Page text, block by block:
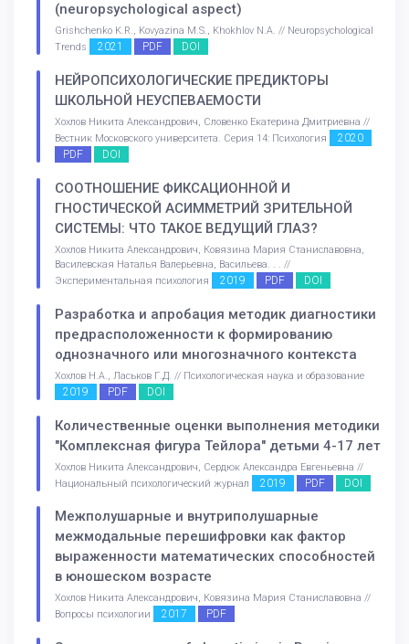
(neuropsychological aspect)
Grishchenko K.R., Kovyazina M.S., Khokhlov N.A. // Neuropsychological
Trends
2021 PDF DOI
НЕЙРОПСИХОЛОГИЧЕСКИЕ ПРЕДИКТОРЫ
ШКОЛЬНОЙ НЕУСПЕВАЕМОСТИ
Хохлов Никита Александрович, Словенко Екатерина Дмитриевна //
Вестник Московского университета. Серия 14: Психология
2020
PDF
DOI
СООТНОШЕНИЕ ФИКСАЦИОННОЙ И
ГНОСТИЧЕСКОЙ АСИММЕТРИЙ ЗРИТЕЛЬНОЙ
СИСТЕМЫ: ЧТО ТАКОЕ ВЕДУЩИЙ ГЛАЗ?
Хохлов Никита Александрович, Ковязина Мария Станиславовна,
Василевская Наталья Валерьевна, Васильева. . . //
Экспериментальная психология
2019 PDF DOI
Разработка и апробация методик диагностики
предрасположенности к формированию
однозначного или многозначного контекста
Хохлов Н.А., Ласьков Г.Д. // Психологическая наука и образование
2019 PDF DOI
Количественные оценки выполнения методики
"Комплексная фигура Тейлора" детьми 4-17 лет
Хохлов Никита Александрович, Сердюк Александра Евгеньевна //
Национальный психологический журнал
2019 PDF DOI
Межполушарные и внутриполушарные
межмодальные перешифровки как фактор
выраженности математических способностей
в юношеском возрасте
Хохлов Никита Александрович, Ковязина Мария Станиславовна //
Вопросы психологии
2017 PDF